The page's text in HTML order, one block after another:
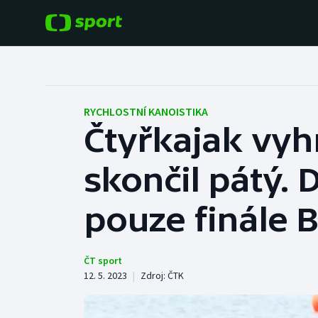
Hokej
Tenis
Cyklistika
Baseball a softbal
Basketbal
Biatlon
RYCHLOSTNÍ KANOISTIKA
Čtyřkajak
skončil pátý.
pouze finále B
ČT sport
12. 5. 2023 | Zdroj: ČTK